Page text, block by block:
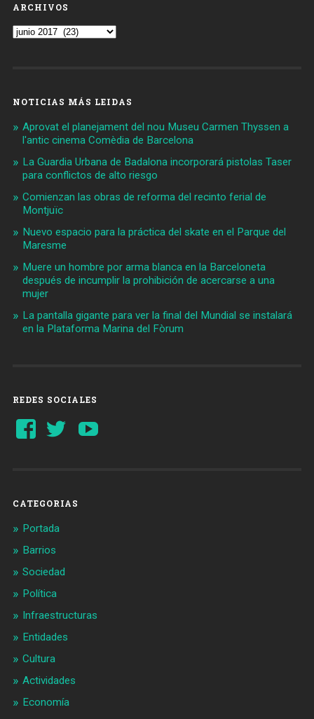
ARCHIVOS
Archivos
NOTICIAS MÁS LEIDAS
Aprovat el planejament del nou Museu Carmen Thyssen a
l'antic cinema Comèdia de Barcelona
La Guardia Urbana de Badalona incorporará pistolas Taser
para conflictos de alto riesgo
Comienzan las obras de reforma del recinto ferial de
Montjuïc
Nuevo espacio para la práctica del skate en el Parque del
Maresme
Muere un hombre por arma blanca en la Barceloneta
después de incumplir la prohibición de acercarse a una
mujer
La pantalla gigante para ver la final del Mundial se instalará
en la Plataforma Marina del Fòrum
REDES SOCIALES
Ver
perfil
Ver
perfil
CATEGORIAS
Portada
Barrios
Sociedad
Política
Infraestructuras
Entidades
Cultura
Actividades
Economía